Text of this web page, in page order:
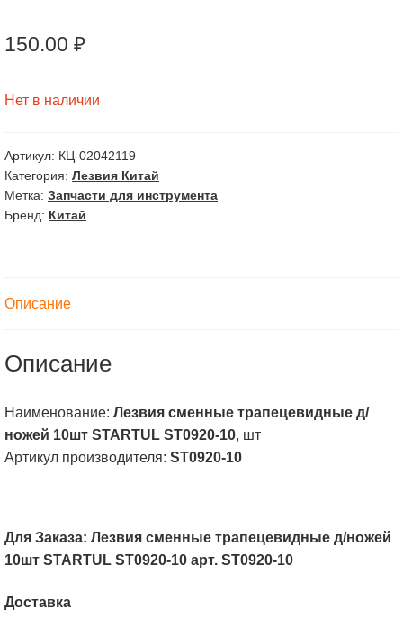
150.00 ₽
Нет в наличии
Артикул: КЦ-02042119
Категория: Лезвия Китай
Метка: Запчасти для инструмента
Бренд: Китай
Описание
Описание
Наименование: Лезвия сменные трапецевидные д/
ножей 10шт STARTUL ST0920-10, шт
Артикул производителя: ST0920-10
Для Заказа: Лезвия сменные трапецевидные д/ножей
10шт STARTUL ST0920-10 арт. ST0920-10
Доставка